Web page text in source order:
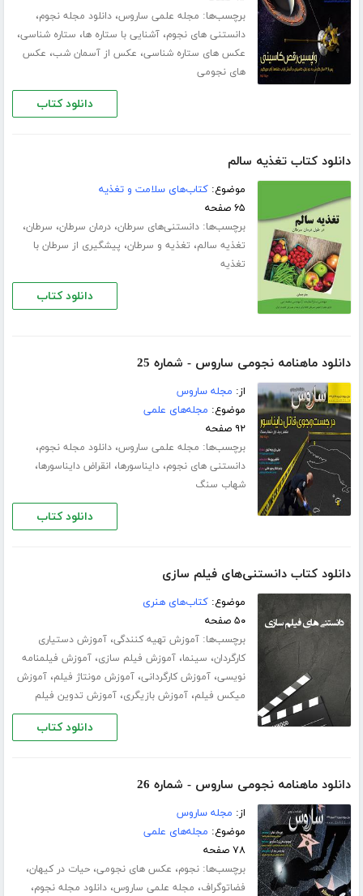
برچسب‌ها: مجله علمی ساروس،دانلود مجله نجوم،
دانستنی های نجوم،آشنایی با ستاره ها، ستاره شناسی،
عکس های ستاره شناسی، عکس از آسمان شب، عکس
های نجومی
دانلود کتاب
دانلود کتاب تغذیه سالم
موضوع:کتاب‌های سلامت و تغذیه
۶۵ صفحه
برچسب‌ها:دانستنی‌های سرطان،درمان سرطان، سرطان،
تغذیه سالم، تغذیه و سرطان، پیشگیری از سرطان با
تغذیه
دانلود کتاب
دانلود ماهنامه نجومی ساروس - شماره 25
از: مجله ساروس
موضوع: مجله‌های علمی
۹۲ صفحه
برچسب‌ها: مجله علمی ساروس،دانلود مجله نجوم،
دانستنی های نجوم،دایناسورها، انقراض دایناسورها،
شهاب سنگ
دانلود کتاب
دانلود کتاب دانستنی‌های فیلم سازی
موضوع:کتاب‌های هنری
۵۰ صفحه
برچسب‌ها:آموزش تهیه کنندگی،آموزش دستیاری
کارگردان، سینما،آموزش فیلم سازی،آموزش فیلمنامه
نویسی،آموزش کارگردانی،آموزش مونتاژ فیلم،آموزش
میکس فیلم،آموزش بازیگری،آموزش تدوین فیلم
دانلود کتاب
دانلود ماهنامه نجومی ساروس - شماره 26
از: مجله ساروس
موضوع: مجله‌های علمی
۷۸ صفحه
برچسب‌ها:نجوم، عکس های نجومی،حیات در کیهان،
فضاتوگراف، مجله علمی ساروس،دانلود مجله نجوم،